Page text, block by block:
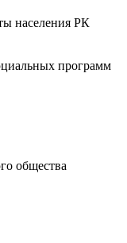
населения РК
программ
общества